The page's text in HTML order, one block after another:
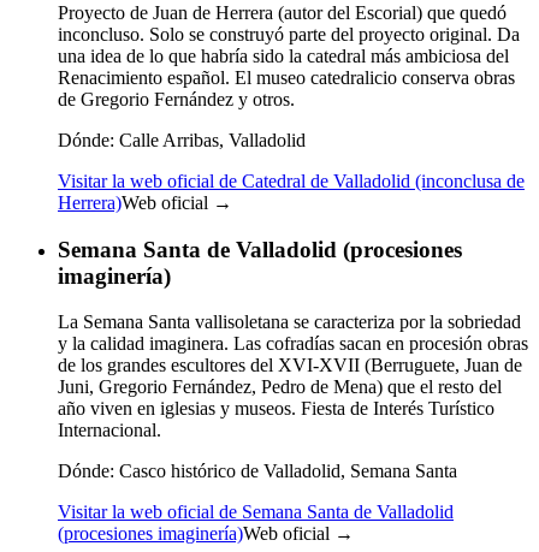
Proyecto de Juan de Herrera (autor del Escorial) que quedó
inconcluso. Solo se construyó parte del proyecto original. Da
una idea de lo que habría sido la catedral más ambiciosa del
Renacimiento español. El museo catedralicio conserva obras
de Gregorio Fernández y otros.
Dónde: Calle Arribas, Valladolid
Visitar la web oficial de Catedral de Valladolid (inconclusa de
Herrera)Web oficial →
Semana Santa de Valladolid (procesiones
imaginería)
La Semana Santa vallisoletana se caracteriza por la sobriedad
y la calidad imaginera. Las cofradías sacan en procesión obras
de los grandes escultores del XVI-XVII (Berruguete, Juan de
Juni, Gregorio Fernández, Pedro de Mena) que el resto del
año viven en iglesias y museos. Fiesta de Interés Turístico
Internacional.
Dónde: Casco histórico de Valladolid, Semana Santa
Visitar la web oficial de Semana Santa de Valladolid
(procesiones imaginería)Web oficial →